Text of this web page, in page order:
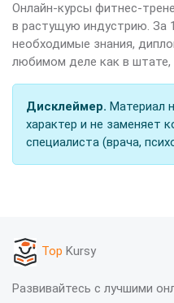
Онлайн-курсы фитнес-
в растущую индустрию. За
необходимые знания,
любимом деле как в штате,
Дисклеймер. Материал
характер и не заменяет
специалиста (врача,
Top Kursy
Развивайтесь с лучшими